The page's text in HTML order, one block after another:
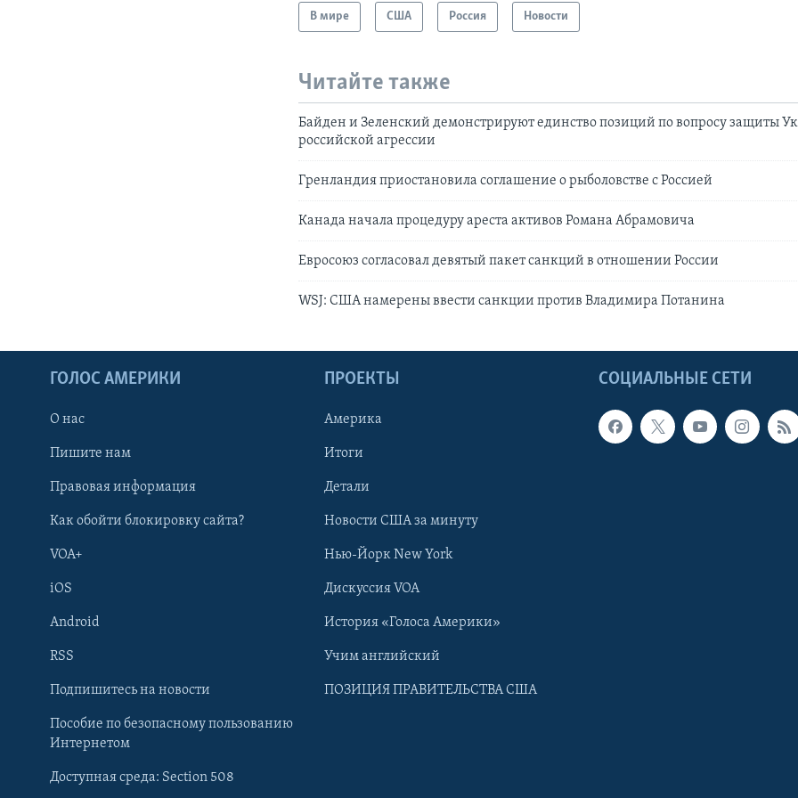
Learning English
В мире США Россия Новости
Читайте также
Байден и Зеленский демонстрируют единство позиций по вопросу защиты
российской агрессии
Гренландия приостановила соглашение о рыболовстве с Россией
Канада начала процедуру ареста активов Романа Абрамовича
Евросоюз согласовал девятый пакет санкций в отношении России
WSJ: США намерены ввести санкции против Владимира Потанина
СОЦИАЛЬНЫЕ СЕТИ
ГОЛОС АМЕРИКИ
О нас
Пишите нам
Правовая информация
Как обойти блокировку сайта?
VOA+
iOS
Android
RSS
Подпишитесь на новости
Пособие по безопасному пользованию
Интернетом
Доступная среда: Section 508
ПРОЕКТЫ
Америка
Итоги
Детали
Новости США за минуту
Нью-Йорк New York
Дискуссия VOA
История «Голоса Америки»
Учим английский
ПОЗИЦИЯ ПРАВИТЕЛЬСТВА США